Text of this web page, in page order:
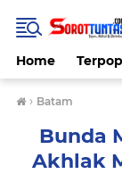
Home
› Batam
Bunda
Akhlak